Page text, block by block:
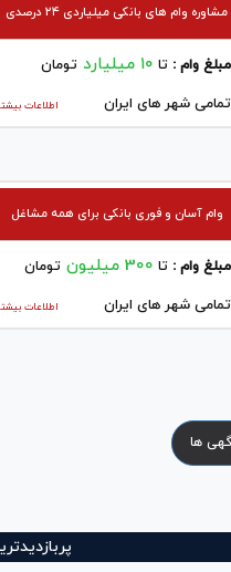
مشاوره وام های بانکی میلیاردی ۲۴ درصدی
مبلغ وام : تا ۱۰ میلیارد تومان
اطلاعات تمامی شهر های ایران
وام آسان و فوری بانکی برای همه مشاغل
مبلغ وام : تا 300 میلیون تومان
اطلاعات تمامی شهر های ایران
ها